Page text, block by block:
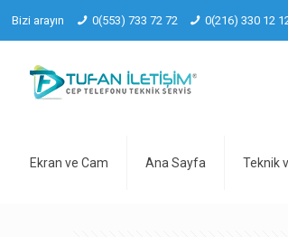
Bizi arayın 0(553) 733 72 72 0(216) 330 12
Ekran ve Cam Ana Sayfa Teknik